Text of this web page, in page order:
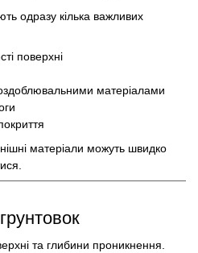
одразу кілька важливих
поверхні
матеріалами
матеріали можуть швидко
та глибини проникнення.